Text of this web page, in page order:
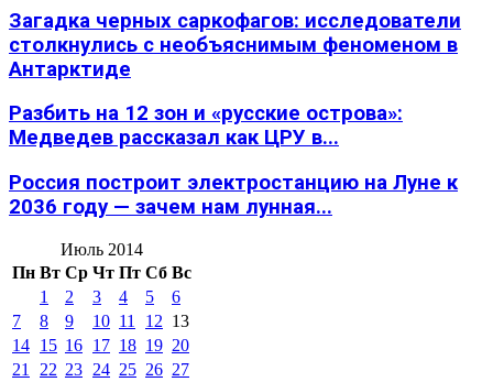
Загадка черных саркофагов: исследователи
столкнулись с необъяснимым феноменом в
Антарктиде
Разбить на 12 зон и «русские острова»:
Медведев рассказал как ЦРУ в...
Россия построит электростанцию на Луне к
2036 году — зачем нам лунная...
Июль 2014
Пн Вт Ср Чт Пт Сб Вс
1
2 3 4 5
6
7
8 9 10 11 12 13
14 15 16 17 18 19 20
21
22 23 24 25 26 27